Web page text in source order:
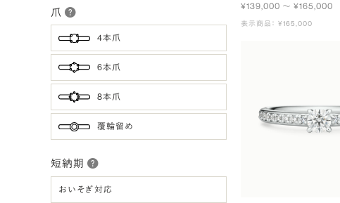
爪
4本爪
6本爪
8本爪
覆輪留め
短納期
おいそぎ対応
¥139,000 〜 ¥165,000
表示商品： ¥165,000